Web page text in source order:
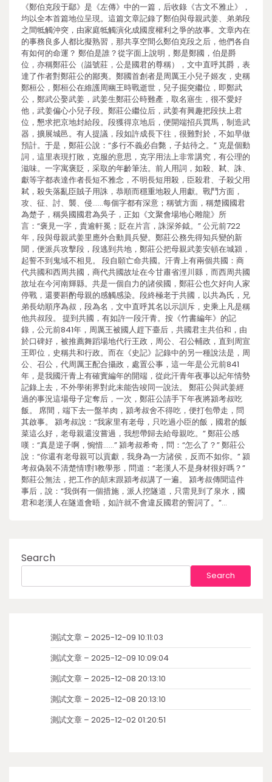
《鄭伯克段于鄢》是《左傳》中的一篇，后收錄《古文不雅止》，
均以全本首篇地位呈現。這篇文章記錄了鄭伯與母親武姜、弟弟段
之間牴觸沖突，由家庭牴觸演化成國度權利之爭的故事。文章內在
的事務良多人都比擬熟習，那共享空間么鄭伯克段之后，他們各自
有如何的命運？ 鄭伯是誰？從字面上說明，鄭是鄭國，伯是爵
位，亦稱鄭莊公（謚號莊，公是國君的尊稱），文中直呼其爵，表
達了作者對鄭莊公的鄙夷。鄭國首創者是周厲王小兒子姬友，史稱
鄭桓公，鄭桓公在維護周幽王時戰逝世，兒子掘突繼位，即鄭武
公，鄭武公娶武姜，武姜生鄭莊公時難產，取名寤生，很不愛好
他，武姜偏心小兒子段。鄭莊公繼位后，武姜有興趣把段扶上君
位，懇求把京地封給段。段獲得京地后，便開端招兵買馬，制造武
器，擴展城邑。有人提議，段如許成長下往，很難對於，不如早做
預計。于是，鄭莊公說：“多行不義必自斃，子姑待之。” 克是個動
詞，這里表現打敗，克服的意思，克字用法上非常講究，有公理的
滋味。一字寓褒貶，采取的年齡筆法。前人用詞，如殺、弒、誅、
獻等字都表達作者長短不雅念，不明長短用殺，臣殺君、子殺父用
弒，殺失落亂臣賊子用誅，恭順而穩重地殺人用獻。戰鬥方面，
攻、征、討、襲、侵……每個字都有深意；稱號方面，稱楚國國君
為楚子，稱吳國國君為吳子，正如《文聚會場地心雕龍》所
言：“褒見一字，貴逾軒冕；貶在片言，誅深斧鉞。” 公元前722
年，段與母親武姜里應外合動員兵變。鄭莊公務先得知兵變的新
聞，便派兵攻擊段，段逃到共地，鄭莊公把母親武姜安頓在城潁，
起誓不到鬼域不相見。 段自願亡命共國。汗青上有兩個共國：商
代共國和西周共國，商代共國故址在今甘肅省涇川縣，而西周共國
故址在今河南輝縣。共是一個自力的諸侯國，鄭莊公也欠好向人家
停戰，還要斟酌母親的感觸感染。段終極老于共國，以共為氏，兄
弟長幼順序為叔，段為名，文中直呼其名以示訓斥，史乘上凡是稱
他共叔段。 提到共國，有如許一段汗青。按《竹書編年》的記
錄，公元前841年，周厲王被國人趕下臺后，共國君主共伯和，由
於口碑好，被推薦舞蹈場地代行王政，周公、召公輔政，直到周宣
王即位，史稱共和行政。而在《史記》記錄中的另一種說法是，周
公、召公，代周厲王配合攝政，處置公事，這一年是公元前841
年，是我國汗青上有確實編年的開端，從此汗青年夜事以紀年情勢
記錄上去，不外學術界對此未能告竣同一說法。 鄭莊公與武姜經
過的事況這場母子定奪后，一次，鄭莊公請手下年夜將潁考叔吃
飯。 席間，端下去一盤羊肉，潁考叔舍不得吃，便打包帶走，問
其啟事。 潁考叔說：“我家里有老母，只吃過小臣的飯，國君的飯
菜這么好，老母親還沒嘗過，我想帶歸去給母親吃。” 鄭莊公感
嘆：“真是逆子啊，惋惜……” 潁考叔希奇，問：“怎么了？” 鄭莊公
說：“你還有老母親可以貢獻，我身為一方諸侯，反而不如你。” 潁
考叔偽裝不清楚情1對1教學形，問道：“老漢人不是身材很好嗎？”
鄭莊公無法，把工作的顛末跟潁考叔講了一遍。 潁考叔傳聞這件
事后，說：“我倒有一個措施，派人挖隧道，只需見到了泉水，國
君和老漢人在隧道會晤，如許就不會違反國君的誓詞了。”…
Search
Search
測試文章 – 2025-12-09 10:11:03
測試文章 – 2025-12-09 10:09:04
測試文章 – 2025-12-08 20:13:10
測試文章 – 2025-12-08 20:13:10
測試文章 – 2025-12-02 01:20:51